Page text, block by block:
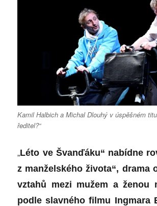
Kamil Halbich a Michal Dlouhý v úspěšném
ředitel?“
„Léto ve Švanďáku“ nabídne
z manželského života“, drama
vztahů mezi mužem a ženou
podle slavného filmu Ingmara